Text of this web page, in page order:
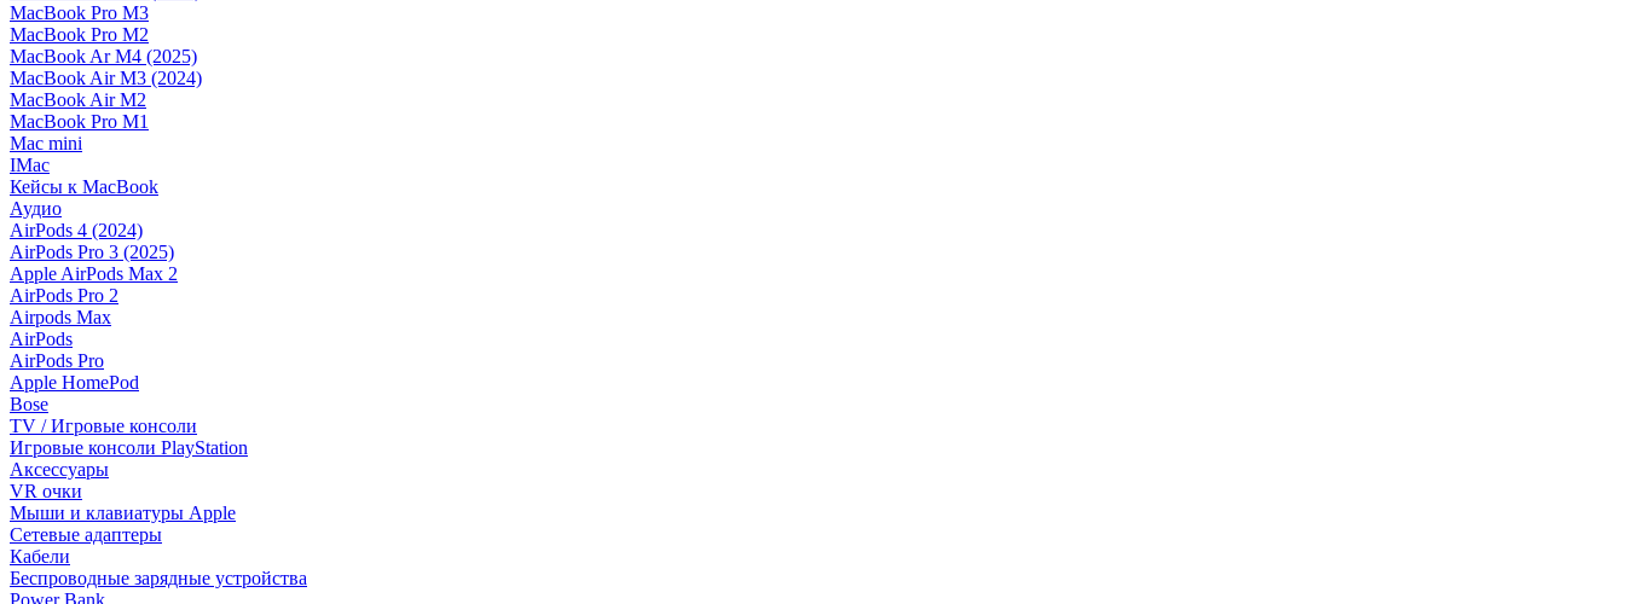
MacBook Pro M3
MacBook Pro M2
MacBook Ar M4 (2025)
MacBook Air M3 (2024)
MacBook Air M2
MacBook Pro M1
Mac mini
IMac
Кейсы к MacBook
Аудио
AirPods 4 (2024)
AirPods Pro 3 (2025)
Apple AirPods Max 2
AirPods Pro 2
Airpods Max
AirPods
AirPods Pro
Apple HomePod
Bose
TV / Игровые консоли
Игровые консоли PlayStation
Аксессуары
VR очки
Мыши и клавиатуры Apple
Сетевые адаптеры
Кабели
Беспроводные зарядные устройства
Power Bank